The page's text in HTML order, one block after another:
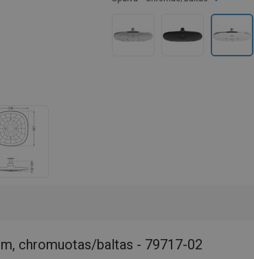
chromuotas/baltas - 79717-02